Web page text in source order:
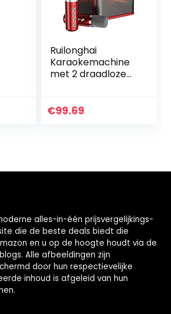
Ruilonghai
Karaokemachine
met 2 draadloze
Bluetooth-
€99.69
alles-in-één prijsvergelijkings-
die de beste deals biedt die
en u op de hoogte houdt via de
Alle afbeeldingen zijn
door hun respectievelijke
inhoud is afgeleid van hun